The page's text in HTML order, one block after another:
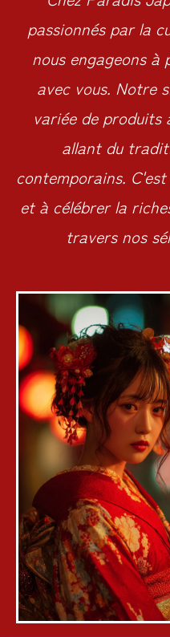
passionnés par la
nous engageons
avec vous. Notre
variée de produits
allant du
contemporains.
et à célébrer la
travers nos